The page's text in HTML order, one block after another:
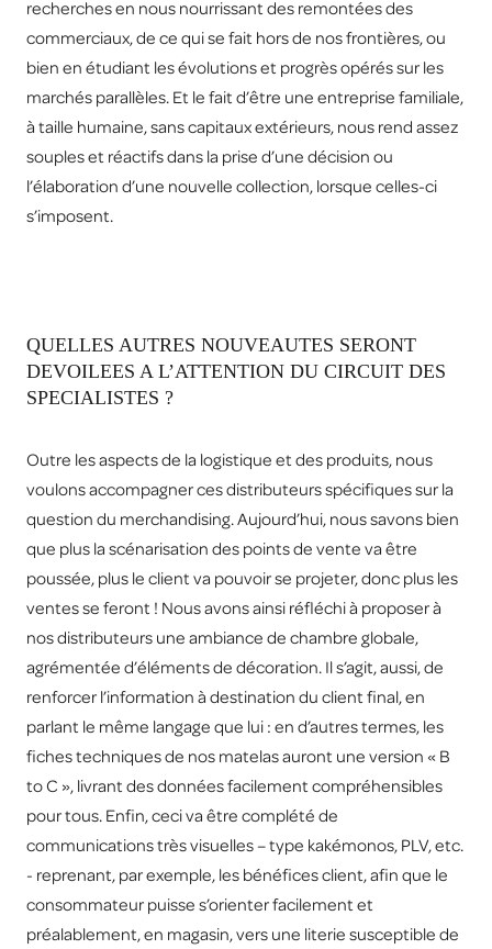
recherches en nous nourrissant des remontées des
commerciaux, de ce qui se fait hors de nos frontières, ou
bien en étudiant les évolutions et progrès opérés sur les
marchés parallèles. Et le fait d’être une entreprise familiale,
à taille humaine, sans capitaux extérieurs, nous rend assez
souples et réactifs dans la prise d’une décision ou
l’élaboration d’une nouvelle collection, lorsque celles-ci
s’imposent.
QUELLES AUTRES NOUVEAUTES SERONT
DEVOILEES A L’ATTENTION DU CIRCUIT DES
SPECIALISTES ?
Outre les aspects de la logistique et des produits, nous
voulons accompagner ces distributeurs spécifiques sur la
question du merchandising. Aujourd’hui, nous savons bien
que plus la scénarisation des points de vente va être
poussée, plus le client va pouvoir se projeter, donc plus les
ventes se feront ! Nous avons ainsi réfléchi à proposer à
nos distributeurs une ambiance de chambre globale,
agrémentée d’éléments de décoration. Il s’agit, aussi, de
renforcer l’information à destination du client final, en
parlant le même langage que lui : en d’autres termes, les
fiches techniques de nos matelas auront une version « B
to C », livrant des données facilement compréhensibles
pour tous. Enfin, ceci va être complété de
communications très visuelles – type kakémonos, PLV, etc.
- reprenant, par exemple, les bénéfices client, afin que le
consommateur puisse s’orienter facilement et
préalablement, en magasin, vers une literie susceptible de